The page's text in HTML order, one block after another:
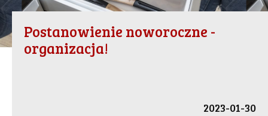
Postanowienie noworoczne -
organizacja!
2023-01-30